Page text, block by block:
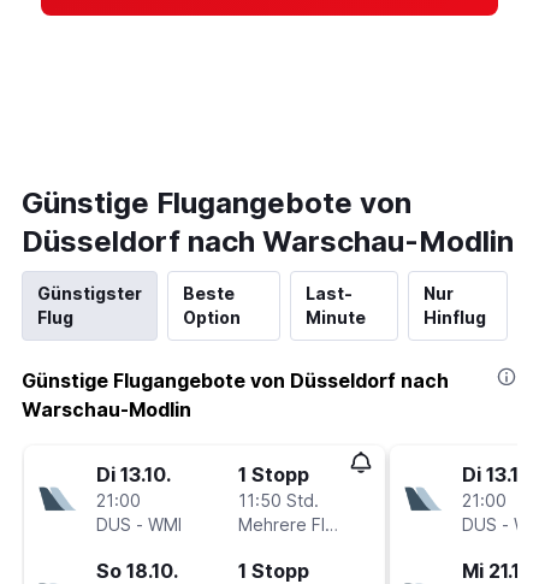
Günstige Flugangebote von
Düsseldorf nach Warschau-Modlin
Günstigster
Flug
Beste
Option
Last-
Minute
Nur
Hinflug
Günstige Flugangebote von Düsseldorf nach
Warschau-Modlin
Di 13.10.
21:00
DUS - WMI
1 Stopp
11:50 Std.
Mehrere Fluglinien
So 18.10. 1 Stopp
Di 13.10.
21:00
DUS -
Mi 21.10.